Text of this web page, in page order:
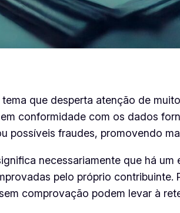
que desperta atenção de
conformidade com os dados
possíveis fraudes, promovendo
necessariamente que há
pelo próprio
comprovação podem levar à